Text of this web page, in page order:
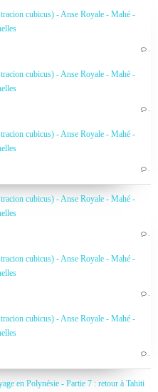
cubicus) - Anse Royale - Mahé -
…
cubicus) - Anse Royale - Mahé -
…
cubicus) - Anse Royale - Mahé -
…
cubicus) - Anse Royale - Mahé -
…
cubicus) - Anse Royale - Mahé -
…
cubicus) - Anse Royale - Mahé -
…
en Polynésie - Partie 7 : retour à Tahiti